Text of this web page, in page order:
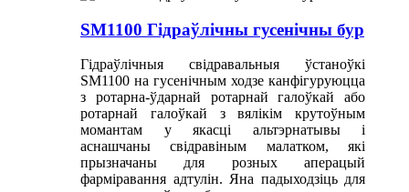
SM1100 Гідраўлічны гусенічны бур
Гідраўлічныя свідравальныя ўстаноўкі
SM1100 на гусенічным ходзе канфігуруюцца
з ротарна-ўдарнай ротарнай галоўкай або
ротарнай галоўкай з вялікім крутоўным
момантам у якасці альтэрнатывы і
аснашчаны свідравіным малатком, які
прызначаны для розных аперацый
фарміравання адтулін. Яна падыходзіць для